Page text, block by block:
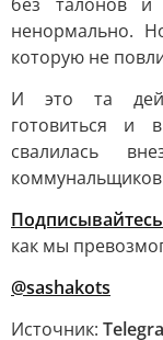
ненормально.
которую не
И это та
готовиться и
свалилась
как мы
@sashakots
Источник: